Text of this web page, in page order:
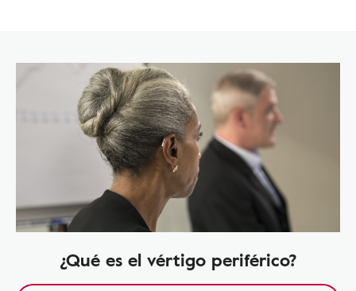
¿Qué es el vértigo periférico?